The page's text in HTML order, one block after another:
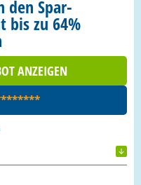
den Spar-
bis zu 64%
ANZEIGEN